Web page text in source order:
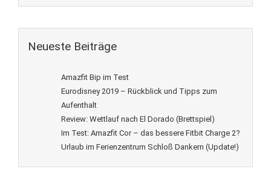
Neueste Beiträge
Amazfit Bip im Test
Eurodisney 2019 – Rückblick und Tipps zum
Aufenthalt
Review: Wettlauf nach El Dorado (Brettspiel)
Im Test: Amazfit Cor – das bessere Fitbit Charge 2?
Urlaub im Ferienzentrum Schloß Dankern (Update!)